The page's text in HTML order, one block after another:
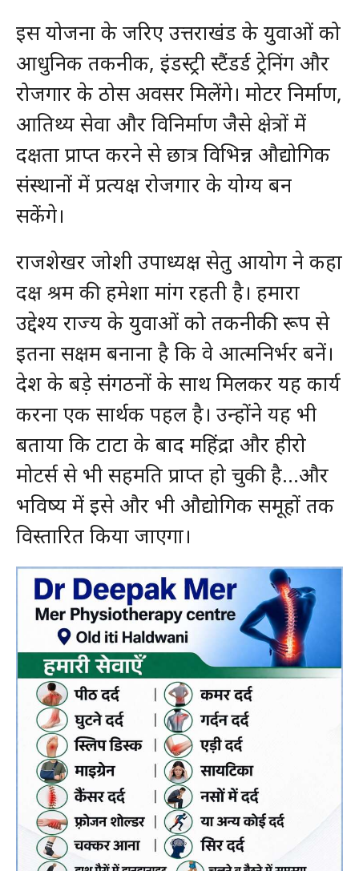
इस योजना के जरिए उत्तराखंड के युवाओं को
आधुनिक तकनीक, इंडस्ट्री स्टैंडर्ड ट्रेनिंग और
रोजगार के ठोस अवसर मिलेंगे। मोटर निर्माण,
आतिथ्य सेवा और विनिर्माण जैसे क्षेत्रों में
दक्षता प्राप्त करने से छात्र विभिन्न औद्योगिक
संस्थानों में प्रत्यक्ष रोजगार के योग्य बन
सकेंगे।
राजशेखर जोशी उपाध्यक्ष सेतु आयोग ने कहा
दक्ष श्रम की हमेशा मांग रहती है। हमारा
उद्देश्य राज्य के युवाओं को तकनीकी रूप से
इतना सक्षम बनाना है कि वे आत्मनिर्भर बनें।
देश के बड़े संगठनों के साथ मिलकर यह कार्य
करना एक सार्थक पहल है। उन्होंने यह भी
बताया कि टाटा के बाद महिंद्रा और हीरो
मोटर्स से भी सहमति प्राप्त हो चुकी है…और
भविष्य में इसे और भी औद्योगिक समूहों तक
विस्तारित किया जाएगा।